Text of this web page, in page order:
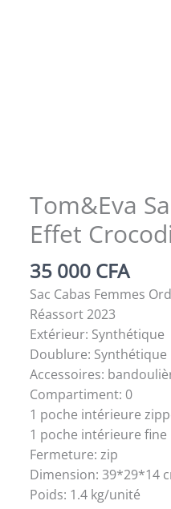
Tom&Eva
Effet
35 000 CFA
Sac Cabas Femmes
Réassort 2023
Extérieur: Synthétique
Doublure: Synthétique
Accessoires:
Compartiment: 0
1 poche intérieure
1 poche intérieure fine
Fermeture: zip
Dimension: 39*29*14
Poids: 1.4 kg/unité